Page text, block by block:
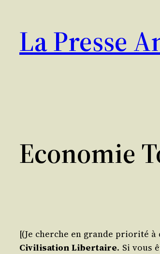
contenu
La Presse
Economie
[(Je cherche en grande prio­ri­té
Civi­li­sa­tion Liber­taire. Si vous